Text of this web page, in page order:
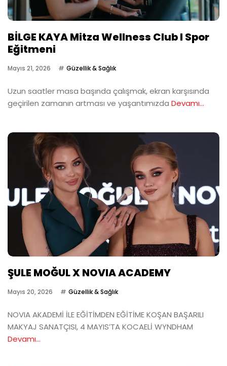
BİLGE KAYA Mitza Wellness Club I Spor
Eğitmeni
Mayıs 21, 2026 Güzellik & Sağlık
Uzun saatler masa başında çalışmak, ekran karşısında
geçirilen zamanın artması ve yaşantımızda Devamı...
ŞULE MOĞUL X NOVIA ACADEMY
Mayıs 20, 2026 Güzellik & Sağlık
NOVIA AKADEMİ İLE EĞİTİMDEN EĞİTİME KOŞAN BAŞARILI
MAKYAJ SANATÇISI, 4 MAYIS’TA KOCAELİ WYNDHAM
Devamı...